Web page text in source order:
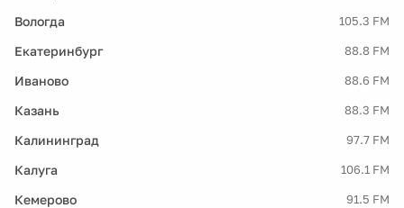
Вологда 105.3 FM
Екатеринбург 88.8 FM
Иваново 88.6 FM
Казань 88.3 FM
Калининград 97.7 FM
Калуга 106.1 FM
Кемерово 91.5 FM